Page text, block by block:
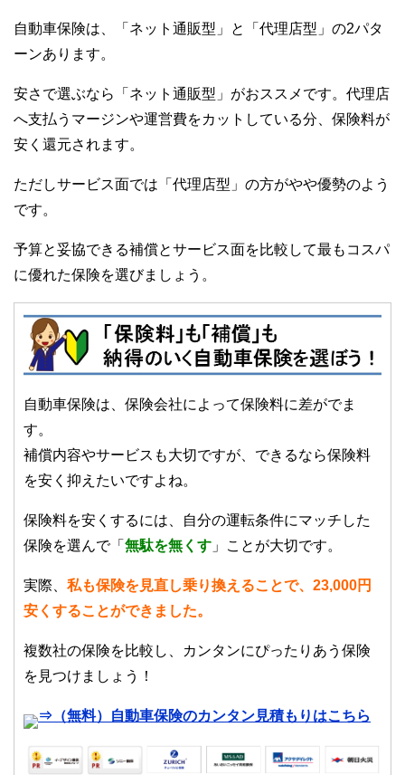
自動車保険は、「ネット通販型」と「代理店型」の2パタ
ーンあります。
安さで選ぶなら「ネット通販型」がおススメです。代理店
へ支払うマージンや運営費をカットしている分、保険料が
安く還元されます。
ただしサービス面では「代理店型」の方がやや優勢のよう
です。
予算と妥協できる補償とサービス面を比較して最もコスパ
に優れた保険を選びましょう。
自動車保険は、保険会社によって保険料に差がでま
す。
補償内容やサービスも大切ですが、できるなら保険料
を安く抑えたいですよね。
保険料を安くするには、自分の運転条件にマッチした
保険を選んで「 無駄を無くす 」ことが大切です。
実際、 私も保険を見直し乗り換えることで、23,000円
安くすることができました。
複数社の保険を比較し、カンタンにぴったりあう保険
を見つけましょう！
⇒（無料）自動車保険のカンタン見積もりはこちら